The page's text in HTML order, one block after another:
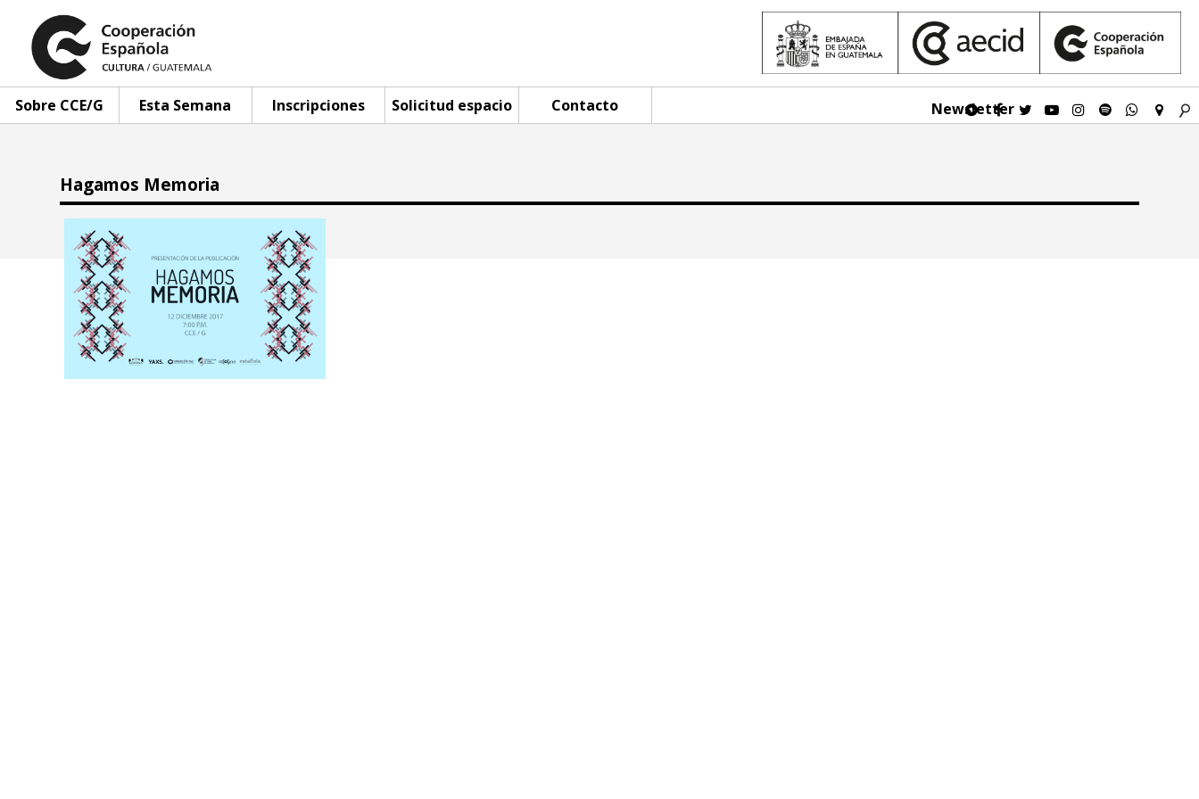
Sobre CCE/G Esta Semana Inscripciones Solicitud espacio Contacto Newsletter
Hagamos Memoria